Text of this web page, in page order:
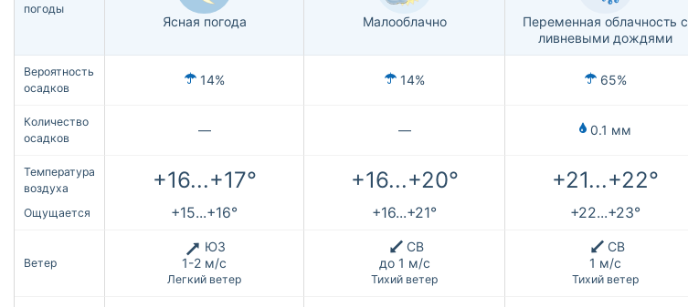
погоды
Ясная погода Малооблачно
Переменная облачность с
ливневыми дождями
Вероятность
осадков
14% 14% 65%
Количество
осадков
— — 0.1 мм
Температура
воздуха
+16...+17° +16...+20° +21...+22°
Ощущается +15...+16° +16...+21° +22...+23°
Ветер
ЮЗ
1-2 м/с
Легкий ветер
СВ
до 1 м/с
Тихий ветер
СВ
1 м/с
Тихий ветер